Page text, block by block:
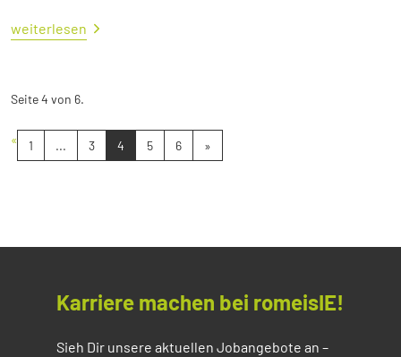
weiterlesen
Seite 4 von 6.
« 1 ... 3 4 5 6 »
Karriere machen bei romeisIE!
Sieh Dir unsere aktuellen Jobangebote an –